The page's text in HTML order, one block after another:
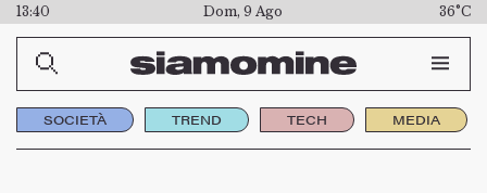
13:40 Dom, 9 Ago 36°C
SOCIETÀ TREND TECH MEDIA